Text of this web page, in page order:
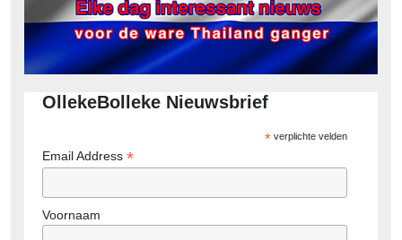
OllekeBolleke Nieuwsbrief
*verplichte velden
Email Address *
Voornaam